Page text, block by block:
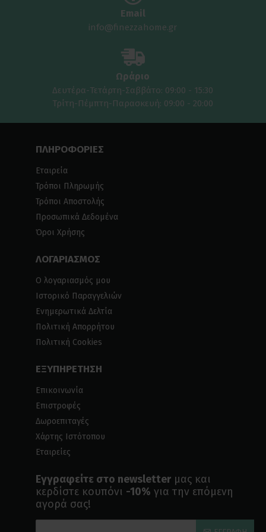
Email
info@finezzahome.gr
Ωράριο
Δευτέρα-Τετάρτη-Σαββάτο: 09:00 - 15:30
Τρίτη-Πέμπτη-Παρασκευή: 09:00 - 20:00
ΠΛΗΡΟΦΟΡΙΕΣ
Εταιρεία
Τρόποι Πληρωμής
Τρόποι Αποστολής
Προσωπικά Δεδομένα
Όροι Χρήσης
ΛΟΓΑΡΙΑΣΜΟΣ
Ο λογαριασμός μου
Ιστορικό Παραγγελιών
Ενημερωτικά Δελτία
Πολιτική Απορρήτου
Πολιτική Cookies
ΕΞΥΠΗΡΕΤΗΣΗ
Επικοινωνία
Επιστροφές
Δωροεπιταγές
Χάρτης Ιστότοπου
Εταιρείες
Εγγραφείτε στο newsletter μας και
κερδίστε κουπόνι -10% για την επόμενη
αγορά σας!